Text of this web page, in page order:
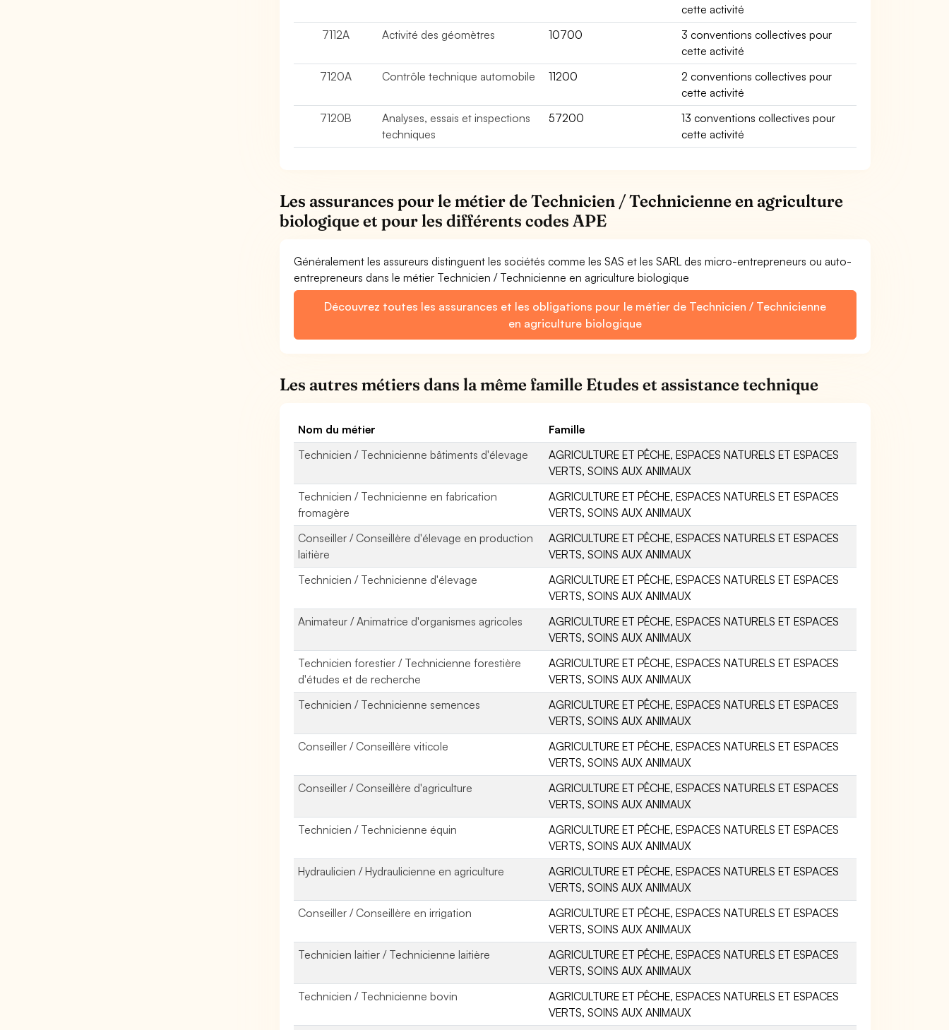
cette activité
7112A
Activité des géomètres 10700
3 conventions collectives pour
cette activité
7120A
Contrôle technique automobile 11200
2 conventions collectives pour
cette activité
7120B
Analyses, essais et inspections
techniques
57200
13 conventions collectives pour
cette activité
Les assurances pour le métier de Technicien / Technicienne en agriculture
biologique et pour les différents codes APE
Généralement les assureurs distinguent les sociétés comme les SAS et les SARL des micro-entrepreneurs ou auto-
entrepreneurs dans le métier Technicien / Technicienne en agriculture biologique
Découvrez toutes les assurances et les obligations pour le métier de Technicien / Technicienne
en agriculture biologique
Les autres métiers dans la même famille Etudes et assistance technique
Nom du métier
Famille
Technicien / Technicienne bâtiments d'élevage
AGRICULTURE ET PÊCHE, ESPACES NATURELS ET ESPACES
VERTS, SOINS AUX ANIMAUX
Technicien / Technicienne en fabrication
fromagère
AGRICULTURE ET PÊCHE, ESPACES NATURELS ET ESPACES
VERTS, SOINS AUX ANIMAUX
Conseiller / Conseillère d'élevage en production
laitière
AGRICULTURE ET PÊCHE, ESPACES NATURELS ET ESPACES
VERTS, SOINS AUX ANIMAUX
Technicien / Technicienne d'élevage
AGRICULTURE ET PÊCHE, ESPACES NATURELS ET ESPACES
VERTS, SOINS AUX ANIMAUX
Animateur / Animatrice d'organismes agricoles
AGRICULTURE ET PÊCHE, ESPACES NATURELS ET ESPACES
VERTS, SOINS AUX ANIMAUX
Technicien forestier / Technicienne forestière
d'études et de recherche
AGRICULTURE ET PÊCHE, ESPACES NATURELS ET ESPACES
VERTS, SOINS AUX ANIMAUX
Technicien / Technicienne semences
AGRICULTURE ET PÊCHE, ESPACES NATURELS ET ESPACES
VERTS, SOINS AUX ANIMAUX
Conseiller / Conseillère viticole
AGRICULTURE ET PÊCHE, ESPACES NATURELS ET ESPACES
VERTS, SOINS AUX ANIMAUX
Conseiller / Conseillère d'agriculture
AGRICULTURE ET PÊCHE, ESPACES NATURELS ET ESPACES
VERTS, SOINS AUX ANIMAUX
Technicien / Technicienne équin
AGRICULTURE ET PÊCHE, ESPACES NATURELS ET ESPACES
VERTS, SOINS AUX ANIMAUX
Hydraulicien / Hydraulicienne en agriculture
AGRICULTURE ET PÊCHE, ESPACES NATURELS ET ESPACES
VERTS, SOINS AUX ANIMAUX
Conseiller / Conseillère en irrigation
AGRICULTURE ET PÊCHE, ESPACES NATURELS ET ESPACES
VERTS, SOINS AUX ANIMAUX
Technicien laitier / Technicienne laitière
AGRICULTURE ET PÊCHE, ESPACES NATURELS ET ESPACES
VERTS, SOINS AUX ANIMAUX
Technicien / Technicienne bovin
AGRICULTURE ET PÊCHE, ESPACES NATURELS ET ESPACES
VERTS, SOINS AUX ANIMAUX